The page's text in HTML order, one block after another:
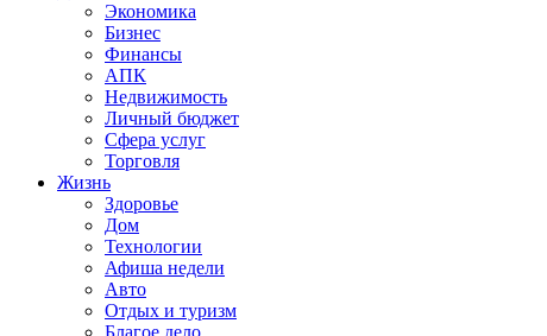
Экономика
Бизнес
Финансы
АПК
Недвижимость
Личный бюджет
Сфера услуг
Торговля
Жизнь
Здоровье
Дом
Технологии
Афиша недели
Авто
Отдых и туризм
Благое дело